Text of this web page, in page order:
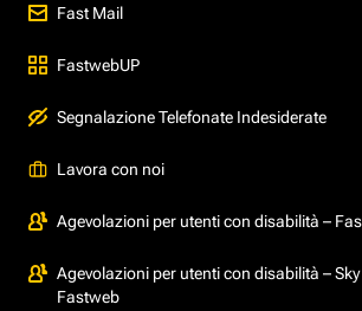
Fast Mail
FastwebUP
Segnalazione Telefonate Indesiderate
Lavora con noi
Agevolazioni per utenti con disabilità –
Agevolazioni per utenti con disabilità –
Fastweb